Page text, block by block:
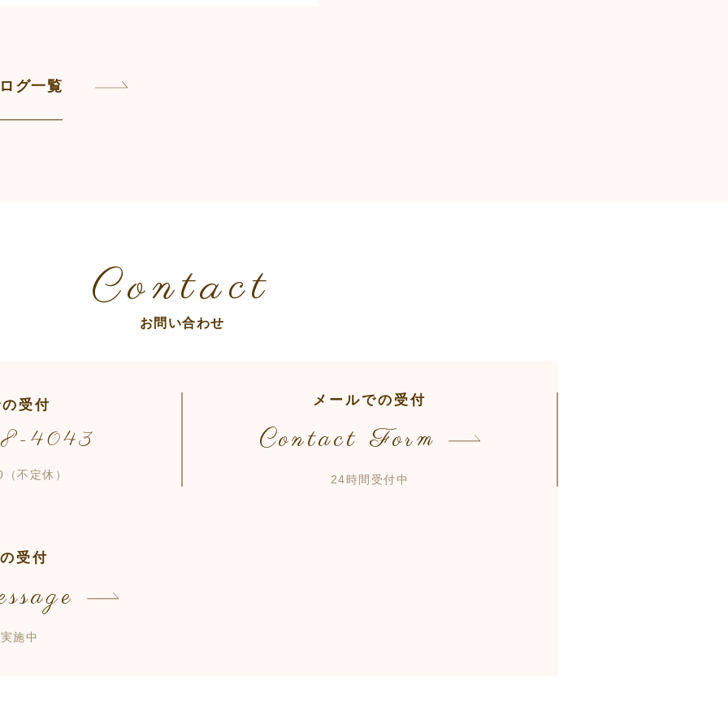
グ一覧
Contact
お問い合わせ
受付
4043
不定休）
メールでの受付
Contact Form
24時間受付中
受付
施中